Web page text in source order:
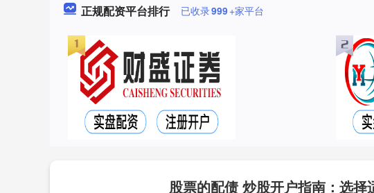
正规配资平台排行 已收录999+家平台
股票的配债 炒股开户指南：选择